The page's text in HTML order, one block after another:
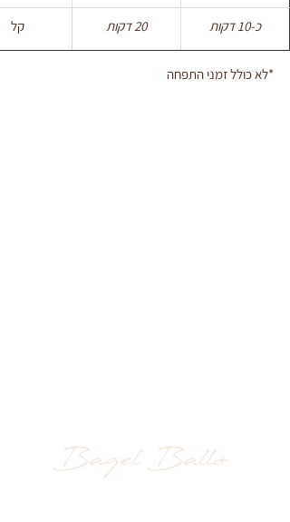
כ-10 דקות 20 דקות קל
*לא כולל זמני התפחה
Bagel Balls